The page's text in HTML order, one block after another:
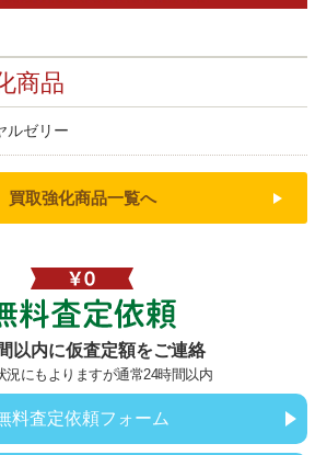
商品
ルゼリー
買取強化商品一覧へ
以内に仮査定額をご連絡
にもよりますが通常24時間以内
料査定依頼フォーム